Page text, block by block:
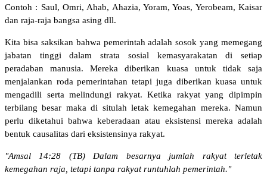
Contoh : Saul, Omri, Ahab, Ahazia, Yoram, Yoas, Yerobeam, Kaisar
dan raja-raja bangsa asing dll.
Kita bisa saksikan bahwa pemerintah adalah sosok yang memegang
jabatan tinggi dalam strata sosial kemasyarakatan di setiap
peradaban manusia. Mereka diberikan kuasa untuk tidak saja
menjalankan roda pemerintahan tetapi juga diberikan kuasa untuk
mengadili serta melindungi rakyat. Ketika rakyat yang dipimpin
terbilang besar maka di situlah letak kemegahan mereka. Namun
perlu diketahui bahwa keberadaan atau eksistensi mereka adalah
bentuk causalitas dari eksistensinya rakyat.
"Amsal 14:28 (TB) Dalam besarnya jumlah rakyat terletak
kemegahan raja, tetapi tanpa rakyat runtuhlah pemerintah."